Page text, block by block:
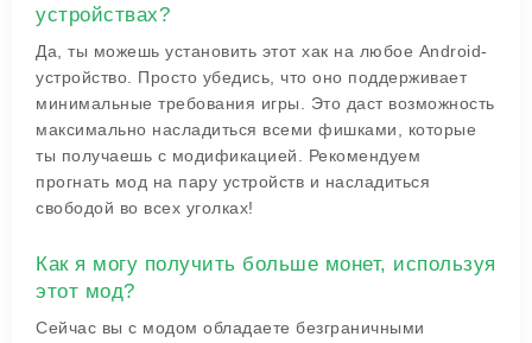
устройствах?
Да, ты можешь установить этот хак на любое Android-
устройство. Просто убедись, что оно поддерживает
минимальные требования игры. Это даст возможность
максимально насладиться всеми фишками, которые
ты получаешь с модификацией. Рекомендуем
прогнать мод на пару устройств и насладиться
свободой во всех уголках!
Как я могу получить больше монет, используя
этот мод?
Сейчас вы с модом обладаете безграничными